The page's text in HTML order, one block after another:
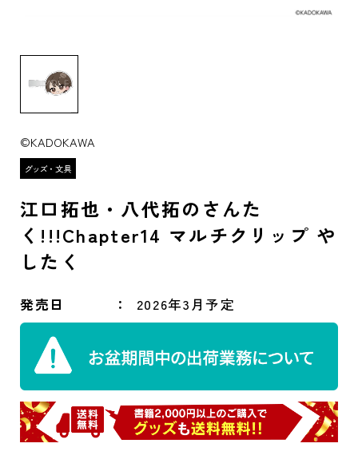
©KADOKAWA
江口拓也・八代拓のさんた
く!!!Chapter14 マルチクリップ や
したく
発売日 2026年3月予定